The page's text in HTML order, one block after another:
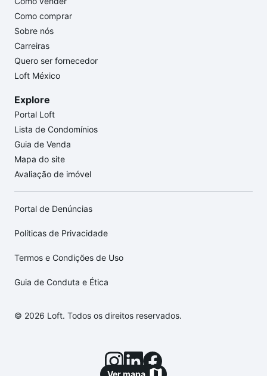
Ver mapa
Como comprar
Sobre nós
Carreiras
Quero ser fornecedor
Loft México
Explore
Portal Loft
Lista de Condomínios
Guia de Venda
Mapa do site
Avaliação de imóvel
Portal de Denúncias
Políticas de Privacidade
Termos e Condições de Uso
Guia de Conduta e Ética
© 2026 Loft. Todos os direitos reservados.